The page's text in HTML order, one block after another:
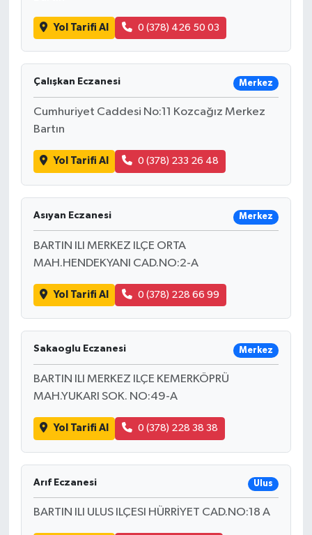
Yol Tarifi Al 0 (378) 426 50 03
Çalışkan Eczanesi Merkez
Cumhuriyet Caddesi No:11 Kozcağız Merkez
Bartın
Yol Tarifi Al 0 (378) 233 26 48
Asıyan Eczanesi Merkez
BARTIN ILI MERKEZ ILÇE ORTA
MAH.HENDEKYANI CAD.NO:2-A
Yol Tarifi Al 0 (378) 228 66 99
Sakaoglu Eczanesi Merkez
BARTIN ILI MERKEZ ILÇE KEMERKÖPRÜ
MAH.YUKARI SOK. NO:49-A
Yol Tarifi Al 0 (378) 228 38 38
Arıf Eczanesi Ulus
BARTIN ILI ULUS ILÇESI HÜRRİYET CAD.NO:18 A